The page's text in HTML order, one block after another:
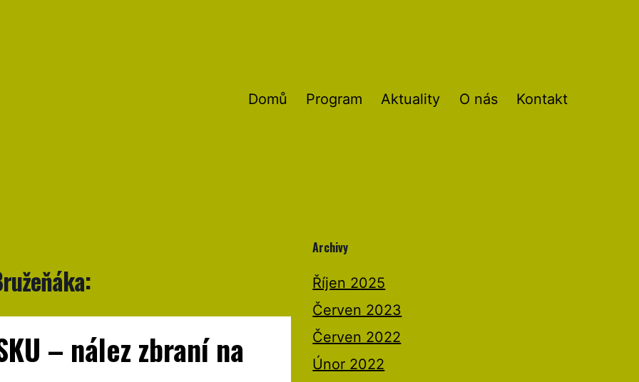
Domů Program Aktuality O nás Kontakt
– nález zbraní na
Archivy
Říjen 2025
Červen 2023
Červen 2022
Únor 2022